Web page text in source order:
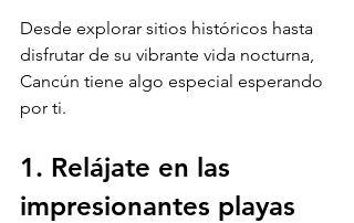
Desde explorar sitios históricos hasta
disfrutar de su vibrante vida nocturna,
Cancún tiene algo especial esperando
por ti.
1. Relájate en las
impresionantes playas